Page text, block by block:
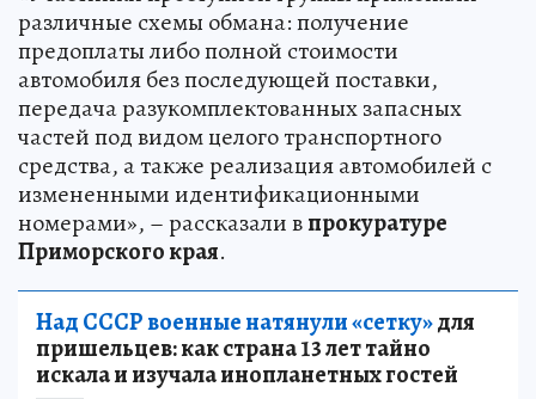
различные схемы обмана: получение
предоплаты либо полной стоимости
автомобиля без последующей поставки,
передача разукомплектованных запасных
частей под видом целого транспортного
средства, а также реализация автомобилей с
измененными идентификационными
номерами», – рассказали впрокуратуре
Приморского края.
Над СССР военные натянули «сетку»для
пришельцев: как страна 13 лет тайно
искала и изучала инопланетных гостей